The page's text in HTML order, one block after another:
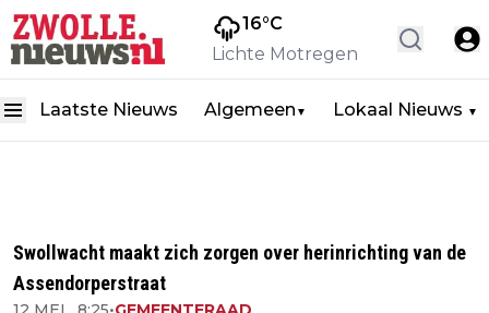
16°C
Lichte Motregen
Laatste Nieuws Algemeen ▼ Lokaal Nieuws ▼
Swollwacht maakt zich zorgen over herinrichting van de
Assendorperstraat